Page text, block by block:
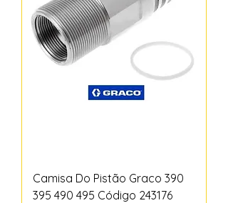
Camisa Do Pistão Graco 390
395 490 495 Código 243176